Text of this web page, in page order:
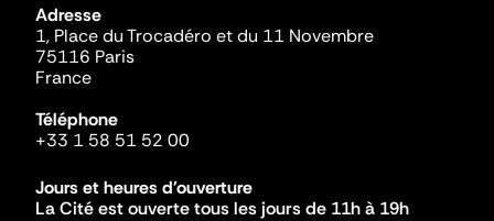
Adresse
1, Place du Trocadéro et du 11 Novembre
75116 Paris
France
Téléphone
+33 1 58 51 52 00
Jours et heures d'ouverture
La Cité est ouverte tous les jours de 11h à 19h